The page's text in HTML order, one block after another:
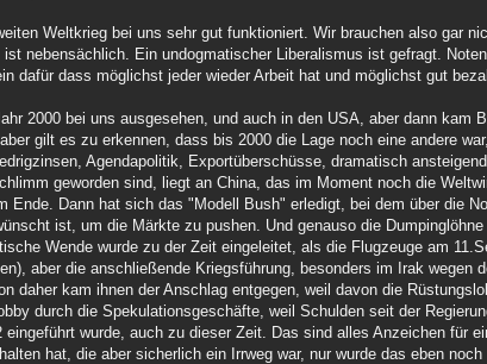
Weltkrieg bei uns sehr gut funktioniert. Wir brauchen also gar
nebensächlich. Ein undogmatischer Liberalismus ist gefragt.
dafür dass möglichst jeder wieder Arbeit hat und möglichst gut
2000 bei uns ausgesehen, und auch in den USA, aber dann kam
gilt es zu erkennen, dass bis 2000 die Lage noch eine andere
Agendapolitik, Exportüberschüsse, dramatisch
geworden sind, liegt an China, das im Moment noch die
Ende. Dann hat sich das "Modell Bush" erledigt, bei dem über die
ist, um die Märkte zu pushen. Und genauso die
Wende wurde zu der Zeit eingeleitet, als die Flugzeuge am
aber die anschließende Kriegsführung, besonders im Irak wegen
daher kam ihnen der Anschlag entgegen, weil davon die
durch die Spekulationsgeschäfte, weil Schulden seit der
wurde, auch zu dieser Zeit. Das sind alles Anzeichen für
hat, die aber sicherlich ein Irrweg war, nur wurde das eben